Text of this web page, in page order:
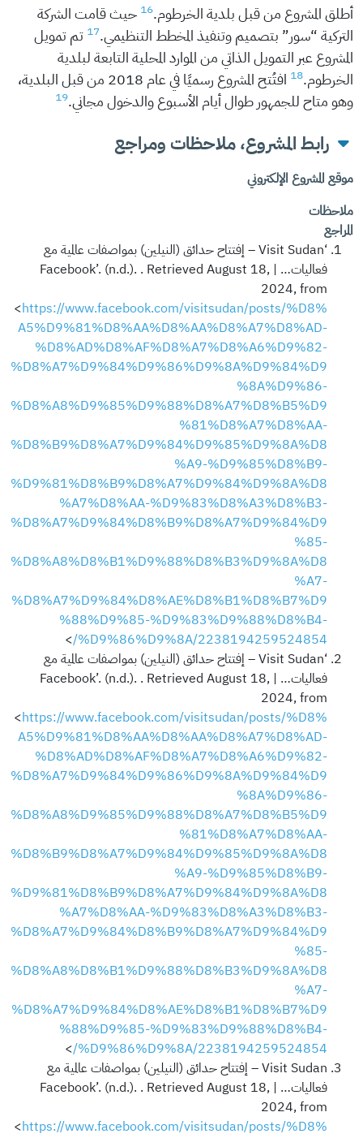
أطلق المشروع من قبل بلدية الخرطوم.16 حيث قامت الشركة
التركية “سور” بتصميم وتنفيذ المخطط التنظيمي.17 تم تمويل
المشروع عبر التمويل الذاتي من الموارد المحلية التابعة لبلدية
الخرطوم.18
افتُتح المشروع رسميًا في عام 2018 من قبل البلدية،
وهو متاح للجمهور طوال أيام الأسبوع والدخول مجاني.19
رابط المشروع، ملاحظات ومراجع
موقع المشروع الإلكتروني
ملاحظات
المراجع
‘Visit Sudan – إفتتاح حدائق (النيلين) بمواصفات عالمية مع
فعاليات… | Facebook’. (n.d.). . Retrieved August 18,
2024, from
<https://www.facebook.com/visitsudan/posts/%D8%
A5%D9%81%D8%AA%D8%AA%D8%A7%D8%AD-
%D8%AD%D8%AF%D8%A7%D8%A6%D9%82-
%D8%A7%D9%84%D9%86%D9%8A%D9%84%D9
%8A%D9%86-
%D8%A8%D9%85%D9%88%D8%A7%D8%B5%D9
%81%D8%A7%D8%AA-
%D8%B9%D8%A7%D9%84%D9%85%D9%8A%D8
%A9-%D9%85%D8%B9-
%D9%81%D8%B9%D8%A7%D9%84%D9%8A%D8
%A7%D8%AA-%D9%83%D8%A3%D8%B3-
%D8%A7%D9%84%D8%B9%D8%A7%D9%84%D9
%85-
%D8%A8%D8%B1%D9%88%D8%B3%D9%8A%D8
%A7-
%D8%A7%D9%84%D8%AE%D8%B1%D8%B7%D9
%88%D9%85-%D9%83%D9%88%D8%B4-
%D9%86%D9%8A/2238194259524854/
>
‘Visit Sudan – إفتتاح حدائق (النيلين) بمواصفات عالمية مع
فعاليات… | Facebook’. (n.d.). . Retrieved August 18,
2024, from
<https://www.facebook.com/visitsudan/posts/%D8%
A5%D9%81%D8%AA%D8%AA%D8%A7%D8%AD-
%D8%AD%D8%AF%D8%A7%D8%A6%D9%82-
%D8%A7%D9%84%D9%86%D9%8A%D9%84%D9
%8A%D9%86-
%D8%A8%D9%85%D9%88%D8%A7%D8%B5%D9
%81%D8%A7%D8%AA-
%D8%B9%D8%A7%D9%84%D9%85%D9%8A%D8
%A9-%D9%85%D8%B9-
%D9%81%D8%B9%D8%A7%D9%84%D9%8A%D8
%A7%D8%AA-%D9%83%D8%A3%D8%B3-
%D8%A7%D9%84%D8%B9%D8%A7%D9%84%D9
%85-
%D8%A8%D8%B1%D9%88%D8%B3%D9%8A%D8
%A7-
%D8%A7%D9%84%D8%AE%D8%B1%D8%B7%D9
%88%D9%85-%D9%83%D9%88%D8%B4-
%D9%86%D9%8A/2238194259524854/
>
Visit Sudan – إفتتاح حدائق (النيلين) بمواصفات عالمية مع
فعاليات… | Facebook’. (n.d.). . Retrieved August 18,
2024, from
<https://www.facebook.com/visitsudan/posts/%D8%